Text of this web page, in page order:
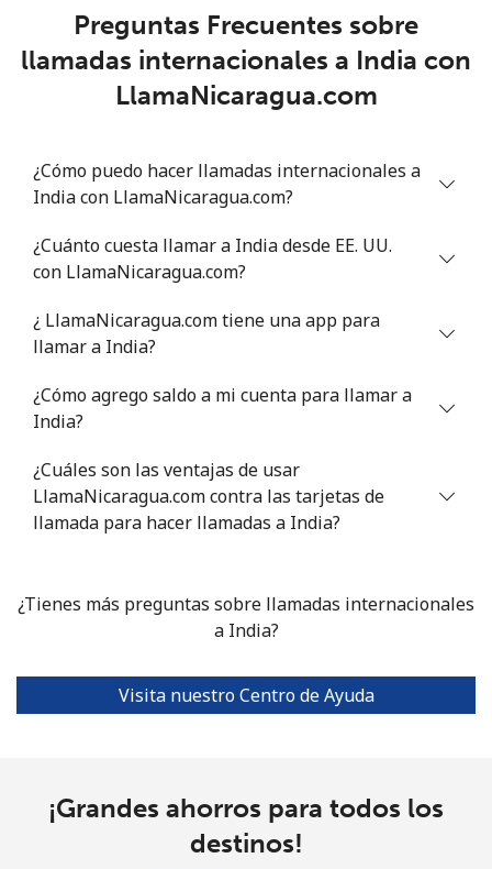
Línea fija 204 min por ⁦$10⁩
Celular ⁦13.9¢⁩ 71 min por ⁦$10⁩ -
Línea fija ⁦1.5¢⁩ 665 min por ⁦$10⁩
Celular ⁦1.6¢⁩ 625 min por ⁦$10⁩
Línea fija ⁦58.9¢⁩
Celular ⁦46.9¢⁩ 21 min por ⁦$10⁩ ⁦32¢⁩
Preguntas Frecuentes sobre
llamadas internacionales a India con
LlamaNicaragua.com
¿Cómo puedo hacer llamadas internacionales a
India con LlamaNicaragua.com?
¿Cuánto cuesta llamar a India desde EE. UU.
con LlamaNicaragua.com?
¿ LlamaNicaragua.com tiene una app para
llamar a India?
¿Cómo agrego saldo a mi cuenta para llamar a
India?
¿Cuáles son las ventajas de usar
LlamaNicaragua.com contra las tarjetas de
llamada para hacer llamadas a India?
¿Tienes más preguntas sobre llamadas internacionales
a India?
Visita nuestro Centro de Ayuda
¡Grandes ahorros para todos los
destinos!